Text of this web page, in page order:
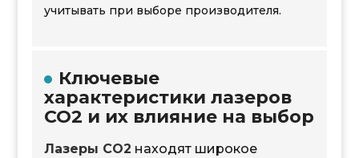
учитывать при выборе производителя.
Ключевые
характеристики лазеров
CO2 и их влияние на выбор
Лазеры CO2 находят широкое